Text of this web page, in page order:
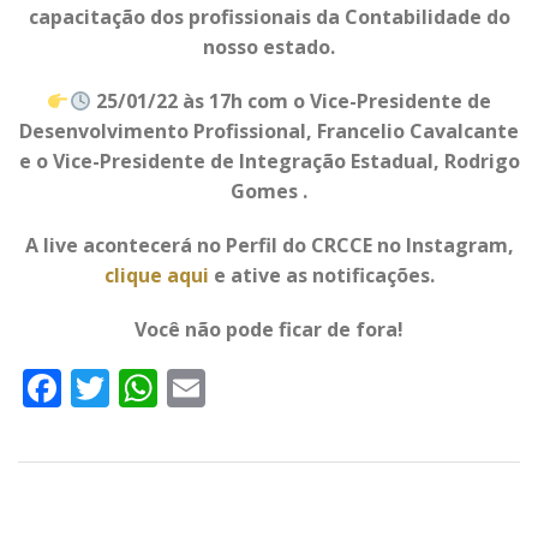
capacitação dos profissionais da Contabilidade do
nosso estado.
25/01/22 às 17h com o Vice-Presidente de
Desenvolvimento Profissional, Francelio Cavalcante
e o Vice-Presidente de Integração Estadual, Rodrigo
Gomes .
A live acontecerá no Perfil do CRCCE no Instagram,
clique aqui e ative as notificações.
Você não pode ficar de fora!
Facebook
TwitterWhatsApp